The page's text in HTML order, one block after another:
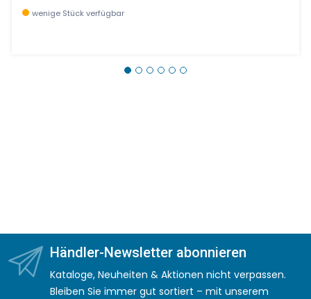
wenige Stück verfügbar
Händler-Newsletter abonnieren
Kataloge, Neuheiten & Aktionen nicht verpassen.
Bleiben Sie immer gut sortiert – mit unserem